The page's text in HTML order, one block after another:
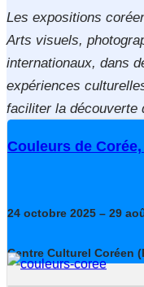
Les expositions
Arts visuels,
internationaux, dans
expériences
faciliter la découverte
Couleurs de
24 octobre 2025 – 29
Centre Culturel Coréen